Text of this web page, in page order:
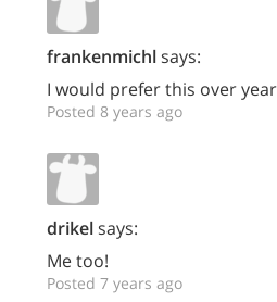
frankenmichlsays:
I would prefer this over
Posted 8 years ago
drikelsays:
Me too!
Posted 7 years ago